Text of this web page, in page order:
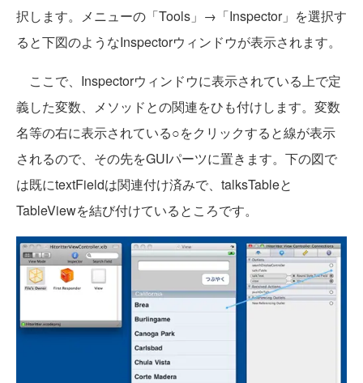
択します。メニューの「Tools」→「Inspector」を選択す
ると下図のようなInspectorウィンドウが表示されます。
ここで、Inspectorウィンドウに表示されている上で定
義した変数、メソッドとの関連をひも付けします。変数
名等の右に表示されている○をクリックすると線が表示
されるので、その先をGUIパーツに置きます。下の図で
は既にtextFieldは関連付け済みで、talksTableと
TableViewを結び付けているところです。